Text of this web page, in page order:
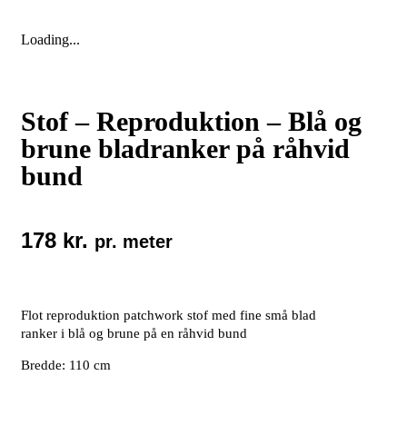
Loading...
Stof – Reproduktion – Blå og
brune bladranker på råhvid
bund
178 kr. pr. meter
Flot reproduktion patchwork stof med fine små blad
ranker i blå og brune på en råhvid bund
Bredde: 110 cm